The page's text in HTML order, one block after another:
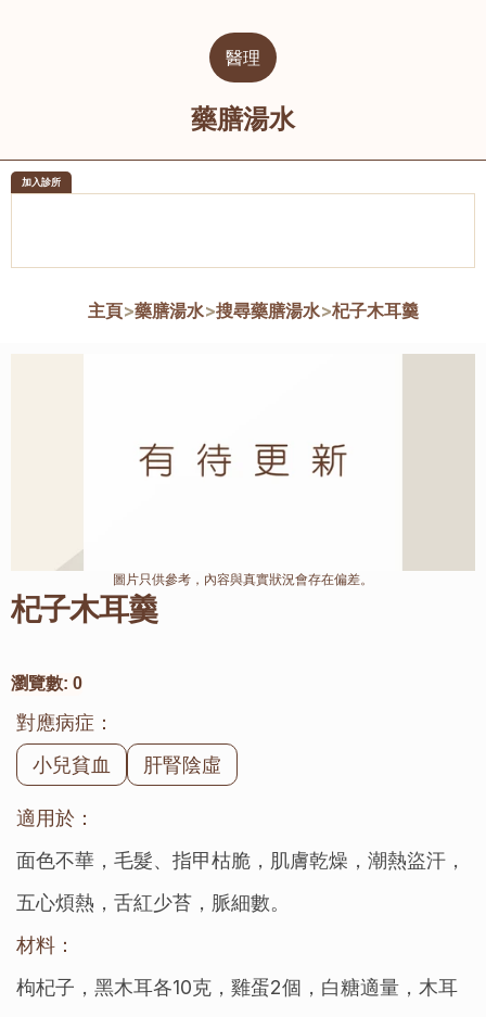
醫理
藥膳湯水
加入診所
主頁>藥膳湯水>搜尋藥膳湯水>杞子木耳羹
杞子木耳羹
瀏覽數: 0
對應病症：
小兒貧血
肝腎陰虛
適用於：
面色不華，毛髮、指甲枯脆，肌膚乾燥，潮熱盜汗，
五心煩熱，舌紅少苔，脈細數。
材料：
枸杞子，黑木耳各10克，雞蛋2個，白糖適量，木耳
圖片只供參考，內容與真實狀況會存在偏差。